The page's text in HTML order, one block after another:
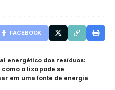
FACEBOOK
energético dos resíduos:
como o lixo pode se
em uma fonte de energia